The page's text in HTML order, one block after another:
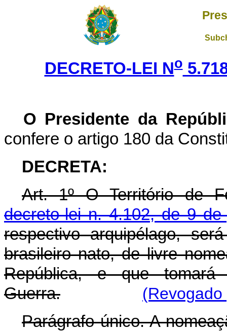
DECRETO-LEI No
O Presidente da
confere o artigo 180 da
DECRETA:
Art. 1º O Território de
decreto-lei n. 4.102, de 9
respectivo arquipélago,
brasileiro nato, de livre
República, e que
Guerra.
Parágrafo único. A